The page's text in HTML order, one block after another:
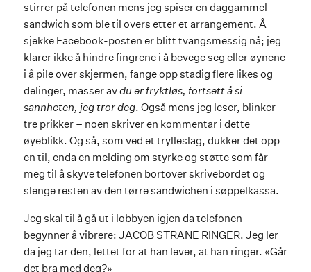
stirrer på telefonen mens jeg spiser en daggammel
sandwich som ble til overs etter et arrangement. Å
sjekke Facebook-posten er blitt tvangsmessig nå; jeg
klarer ikke å hindre fingrene i å bevege seg eller øynene
i å pile over skjermen, fange opp stadig flere likes og
delinger, masser avdu er fryktløs, fortsett å si
sannheten, jeg tror deg. Også mens jeg leser, blinker
tre prikker – noen skriver en kommentar i dette
øyeblikk. Og så, som ved et trylleslag, dukker det opp
en til, enda en melding om styrke og støtte som får
meg til å skyve telefonen bortover skrivebordet og
slenge resten av den tørre sandwichen i søppelkassa.
Jeg skal til å gå ut i lobbyen igjen da telefonen
begynner å vibrere: JACOB STRANE RINGER. Jeg ler
da jeg tar den, lettet for at han lever, at han ringer. «Går
det bra med deg?»